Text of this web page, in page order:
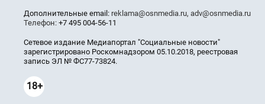
Дополнительные email: reklama@osnmedia.ru, adv@osnmedia.ru
Телефон: +7 495 004-56-11
Сетевое издание Медиапортал "Социальные новости"
зарегистрировано Роскомнадзором 05.10.2018, реестровая
запись ЭЛ № ФС77-73824.
18+